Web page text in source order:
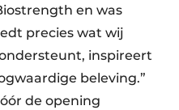
en was
precies wat wij
inspireert
beleving.”
de opening